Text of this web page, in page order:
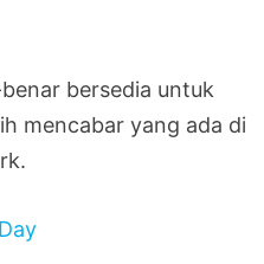
bersedia untuk
mencabar yang ada di